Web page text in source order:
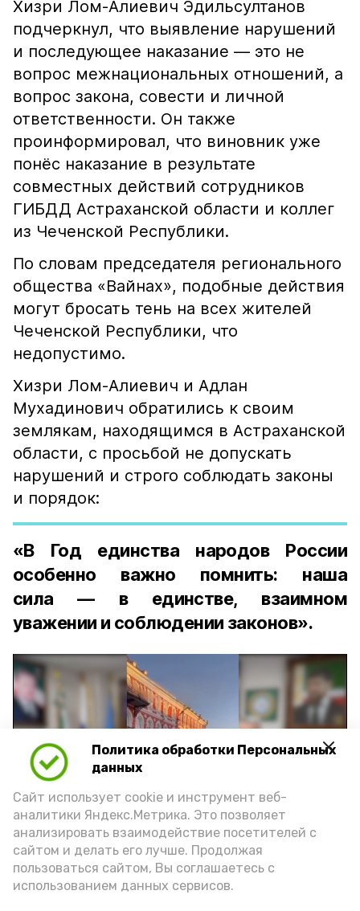
Политика обработки Персональных
данных
Сайт использует cookie и инструмент веб-
аналитики Яндекс.Метрика. Это позволяет
анализировать взаимодействие посетителей с
сайтом и делать его лучше. Продолжая
пользоваться сайтом, Вы соглашаетесь с
использованием данных сервисов.
Хизри Лом-Алиевич Эдильсултанов
подчеркнул, что выявление нарушений
и последующее наказание — это не
вопрос межнациональных отношений, а
вопрос закона, совести и личной
ответственности. Он также
проинформировал, что виновник уже
понёс наказание в результате
совместных действий сотрудников
ГИБДД Астраханской области и коллег
из Чеченской Республики.
По словам председателя регионального
общества «Вайнах», подобные действия
могут бросать тень на всех жителей
Чеченской Республики, что
недопустимо.
Хизри Лом-Алиевич и Адлан
Мухадинович обратились к своим
землякам, находящимся в Астраханской
области, с просьбой не допускать
нарушений и строго соблюдать законы
и порядок:
«В Год единства народов России
особенно важно помнить: наша
сила — в единстве, взаимном
уважении и соблюдении законов».
Play
Video
Видео: управление пресс-службы и информации
администрации губернатора АО